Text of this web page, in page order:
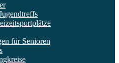
für Senioren